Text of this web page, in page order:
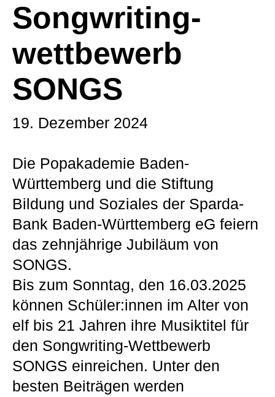
Songwriting­
wettbewerb
SONGS
19. Dezember 2024
Die Popakademie Baden-
Württemberg und die Stiftung
Bildung und Soziales der Sparda-
Bank Baden-Württemberg eG feiern
das zehnjährige Jubiläum von
SONGS.
Bis zum Sonntag, den 16.03.2025
können Schüler:innen im Alter von
elf bis 21 Jahren ihre Musiktitel für
den Songwriting-Wettbewerb
SONGS einreichen. Unter den
besten Beiträgen werden